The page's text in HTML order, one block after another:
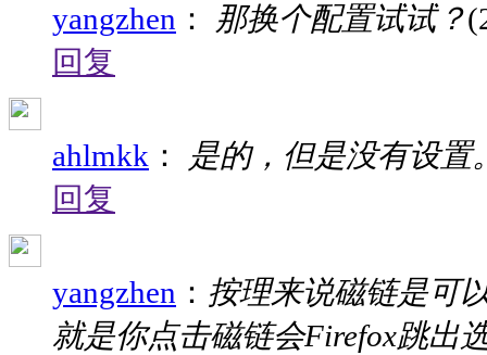
yangzhen ： 那换个配置试试？
回复
ahlmkk ：
是的，但是没有设置
回复
yangzhen ： 按理来说磁链是可
就是你点击磁链会Firefox跳出